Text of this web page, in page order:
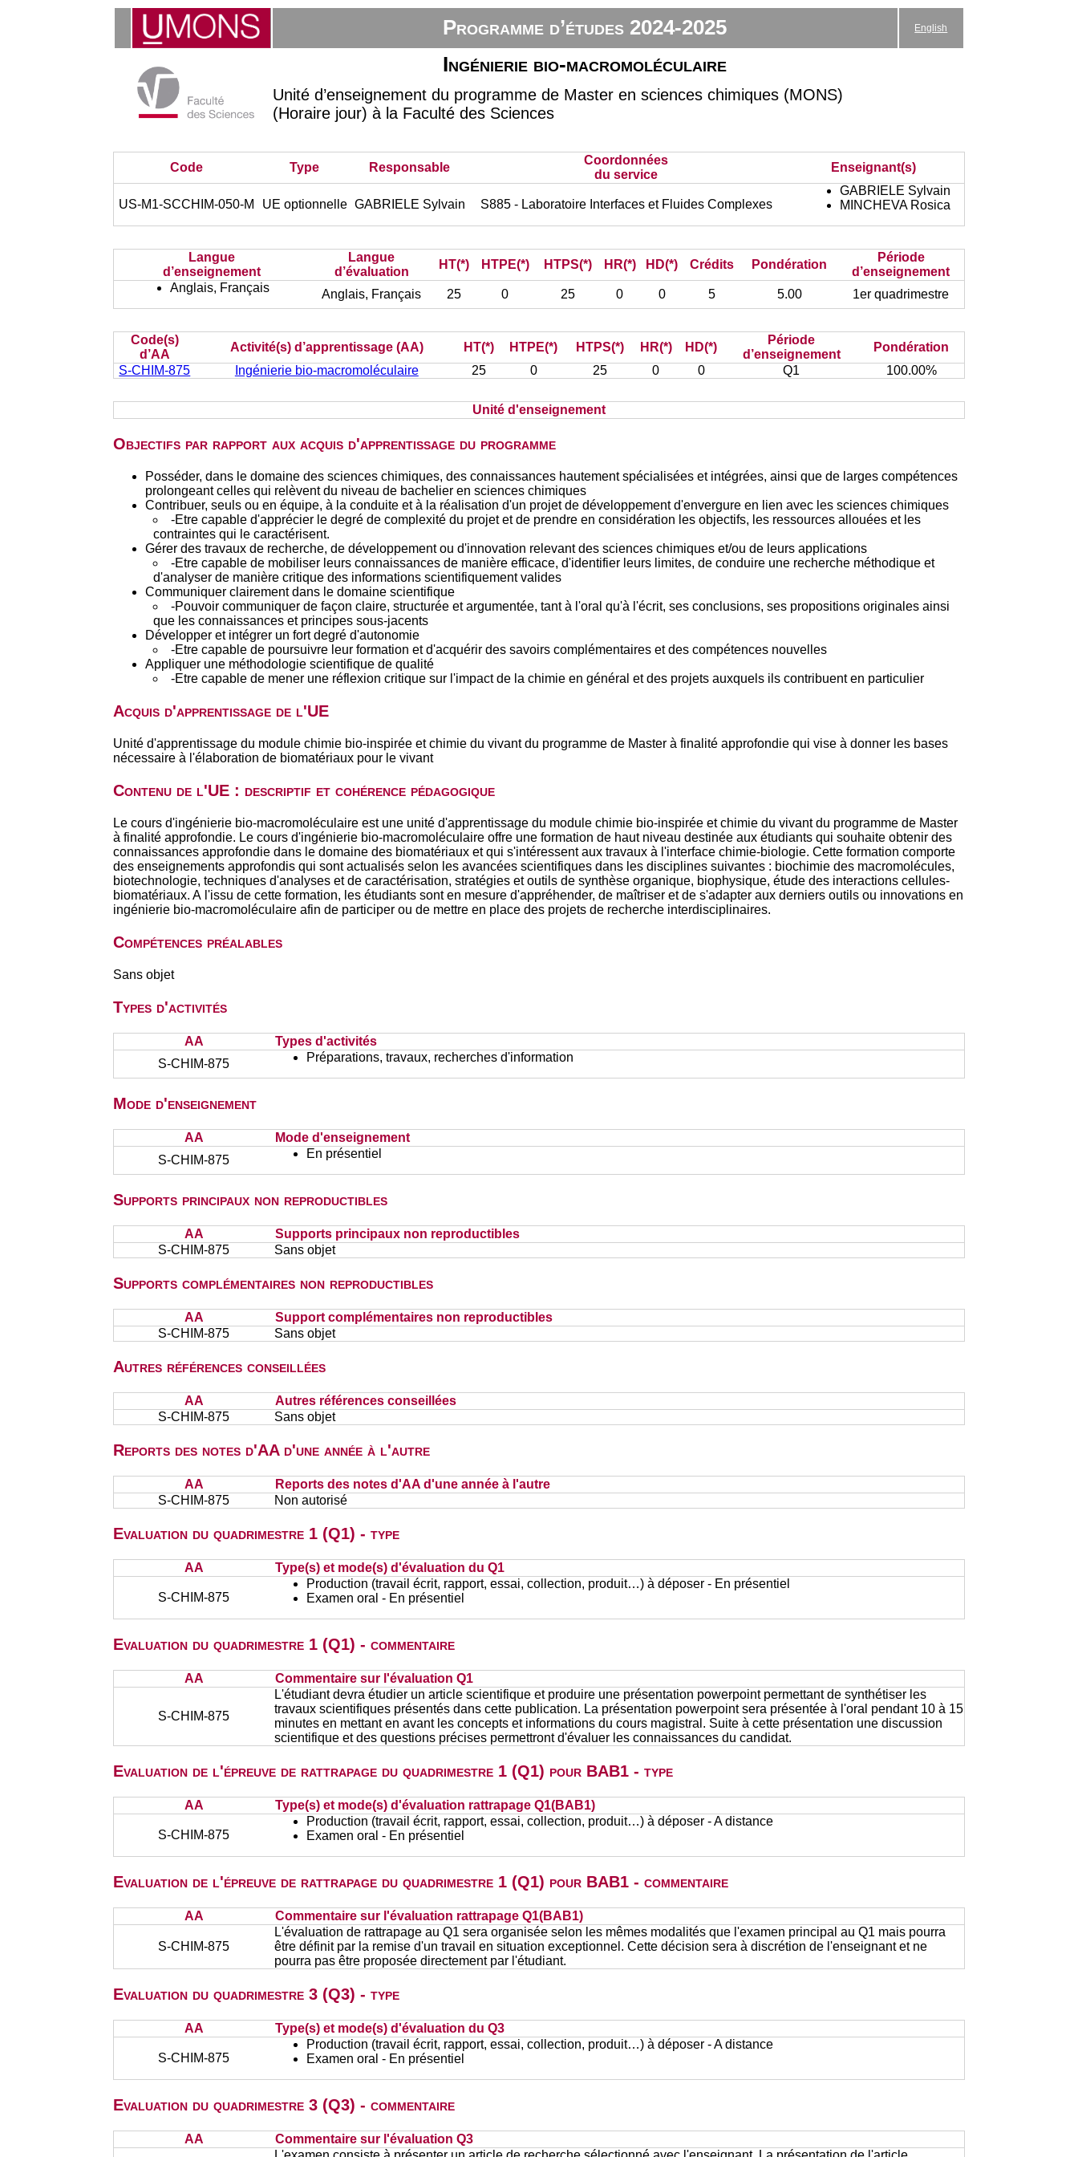
Programme d’études 2024-2025 English
Ingénierie bio-macromoléculaire
Unité d’enseignement du programme de Master en sciences chimiques (MONS)
(Horaire jour) à la Faculté des Sciences
Code Type Responsable
Coordonnées
du service
Enseignant(s)
US-M1-SCCHIM-050-M UE optionnelle GABRIELE Sylvain S885 - Laboratoire Interfaces et Fluides Complexes
GABRIELE Sylvain
MINCHEVA Rosica
Langue
d’enseignement
Langue
d’évaluation
HT(*) HTPE(*) HTPS(*) HR(*) HD(*) Crédits Pondération
Période
d’enseignement
Anglais, Français
Anglais, Français 25 0 25 0 0 5 5.00 1er quadrimestre
Code(s)
d’AA
Activité(s) d’apprentissage (AA) HT(*) HTPE(*) HTPS(*) HR(*) HD(*)
Période
d’enseignement
Pondération
S-CHIM-875
Ingénierie bio-macromoléculaire 25 0 25 0 0 Q1 100.00%
Unité d'enseignement
Objectifs par rapport aux acquis d'apprentissage du programme
Posséder, dans le domaine des sciences chimiques, des connaissances hautement spécialisées et intégrées, ainsi que de larges compétences
prolongeant celles qui relèvent du niveau de bachelier en sciences chimiques
Contribuer, seuls ou en équipe, à la conduite et à la réalisation d'un projet de développement d'envergure en lien avec les sciences chimiques
-Etre capable d'apprécier le degré de complexité du projet et de prendre en considération les objectifs, les ressources allouées et les
contraintes qui le caractérisent.
Gérer des travaux de recherche, de développement ou d'innovation relevant des sciences chimiques et/ou de leurs applications
-Etre capable de mobiliser leurs connaissances de manière efficace, d'identifier leurs limites, de conduire une recherche méthodique et
d'analyser de manière critique des informations scientifiquement valides
Communiquer clairement dans le domaine scientifique
-Pouvoir communiquer de façon claire, structurée et argumentée, tant à l'oral qu'à l'écrit, ses conclusions, ses propositions originales ainsi
que les connaissances et principes sous-jacents
Développer et intégrer un fort degré d'autonomie
-Etre capable de poursuivre leur formation et d'acquérir des savoirs complémentaires et des compétences nouvelles
Appliquer une méthodologie scientifique de qualité
-Etre capable de mener une réflexion critique sur l'impact de la chimie en général et des projets auxquels ils contribuent en particulier
Acquis d'apprentissage de l'UE
Unité d'apprentissage du module chimie bio-inspirée et chimie du vivant du programme de Master à finalité approfondie qui vise à donner les bases
nécessaire à l'élaboration de biomatériaux pour le vivant
Contenu de l'UE : descriptif et cohérence pédagogique
Le cours d'ingénierie bio-macromoléculaire est une unité d'apprentissage du module chimie bio-inspirée et chimie du vivant du programme de Master
à finalité approfondie. Le cours d'ingénierie bio-macromoléculaire offre une formation de haut niveau destinée aux étudiants qui souhaite obtenir des
connaissances approfondie dans le domaine des biomatériaux et qui s'intéressent aux travaux à l'interface chimie-biologie. Cette formation comporte
des enseignements approfondis qui sont actualisés selon les avancées scientifiques dans les disciplines suivantes : biochimie des macromolécules,
biotechnologie, techniques d'analyses et de caractérisation, stratégies et outils de synthèse organique, biophysique, étude des interactions cellules-
biomatériaux. A l'issu de cette formation, les étudiants sont en mesure d'appréhender, de maîtriser et de s'adapter aux derniers outils ou innovations en
ingénierie bio-macromoléculaire afin de participer ou de mettre en place des projets de recherche interdisciplinaires.
Compétences préalables
Sans objet
Types d'activités
AA
Types d'activités
S-CHIM-875
Préparations, travaux, recherches d'information
Mode d'enseignement
AA
Mode d'enseignement
S-CHIM-875
En présentiel
Supports principaux non reproductibles
AA
Supports principaux non reproductibles
S-CHIM-875
Sans objet
Supports complémentaires non reproductibles
AA
Support complémentaires non reproductibles
S-CHIM-875
Sans objet
Autres références conseillées
AA
Autres références conseillées
S-CHIM-875
Sans objet
Reports des notes d'AA d'une année à l'autre
AA
Reports des notes d'AA d'une année à l'autre
S-CHIM-875
Non autorisé
Evaluation du quadrimestre 1 (Q1) - type
AA Type(s) et mode(s) d'évaluation du Q1
S-CHIM-875
Production (travail écrit, rapport, essai, collection, produit…) à déposer - En présentiel
Examen oral - En présentiel
Evaluation du quadrimestre 1 (Q1) - commentaire
AA Commentaire sur l'évaluation Q1
S-CHIM-875
L'étudiant devra étudier un article scientifique et produire une présentation powerpoint permettant de synthétiser les
travaux scientifiques présentés dans cette publication. La présentation powerpoint sera présentée à l'oral pendant 10 à 15
minutes en mettant en avant les concepts et informations du cours magistral. Suite à cette présentation une discussion
scientifique et des questions précises permettront d'évaluer les connaissances du candidat.
Evaluation de l'épreuve de rattrapage du quadrimestre 1 (Q1) pour BAB1 - type
AA Type(s) et mode(s) d'évaluation rattrapage Q1(BAB1)
S-CHIM-875
Production (travail écrit, rapport, essai, collection, produit…) à déposer - A distance
Examen oral - En présentiel
Evaluation de l'épreuve de rattrapage du quadrimestre 1 (Q1) pour BAB1 - commentaire
AA Commentaire sur l'évaluation rattrapage Q1(BAB1)
S-CHIM-875
L'évaluation de rattrapage au Q1 sera organisée selon les mêmes modalités que l'examen principal au Q1 mais pourra
être définit par la remise d'un travail en situation exceptionnel. Cette décision sera à discrétion de l'enseignant et ne
pourra pas être proposée directement par l'étudiant.
Evaluation du quadrimestre 3 (Q3) - type
AA Type(s) et mode(s) d'évaluation du Q3
S-CHIM-875
Production (travail écrit, rapport, essai, collection, produit…) à déposer - A distance
Examen oral - En présentiel
Evaluation du quadrimestre 3 (Q3) - commentaire
AA
Commentaire sur l'évaluation Q3